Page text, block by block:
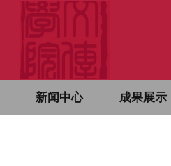
新闻中心 成果展示